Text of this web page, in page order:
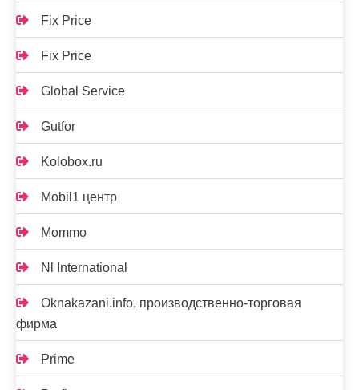
Fix Price
Fix Price
Global Service
Gutfor
Kolobox.ru
Mobil1 центр
Mommo
Nl International
Oknakazani.info, производственно-торговая
фирма
Prime